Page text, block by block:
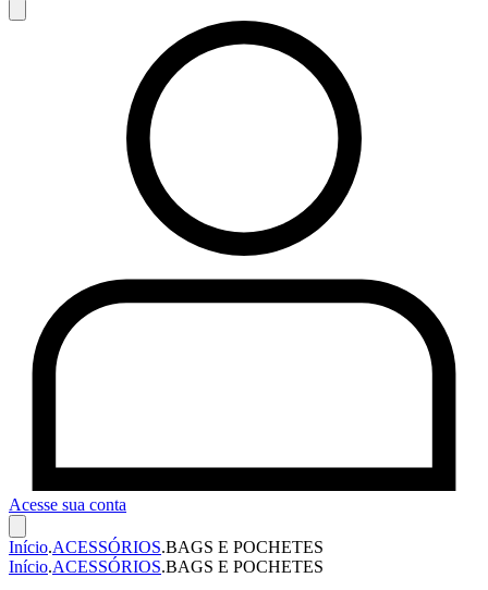
Acesse sua conta
Início.ACESSÓRIOS.BAGS E POCHETES
Início.ACESSÓRIOS.BAGS E POCHETES